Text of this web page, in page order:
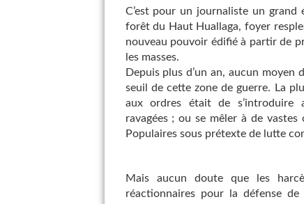
C’est pour un journaliste un grand
forêt du Haut Huallaga, foyer
nouveau pouvoir édifié à partir de
les masses.
Depuis plus d’un an, aucun
seuil de cette zone de guerre. La
aux ordres était de s’introduire
ravagées ; ou se mêler à de
Populaires sous prétexte de lutte
Mais aucun doute que les
réactionnaires pour la défense